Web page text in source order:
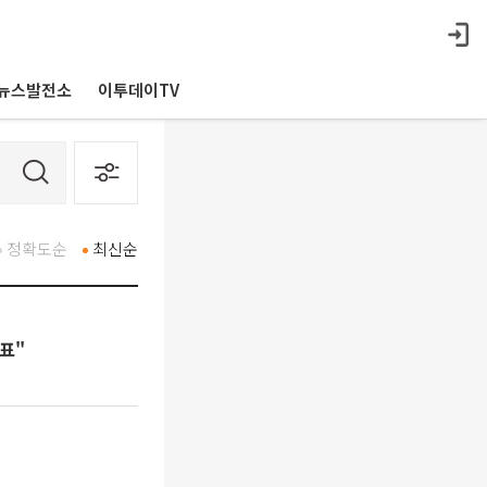
스발전소 이투데이TV
최신순
정확도순
"